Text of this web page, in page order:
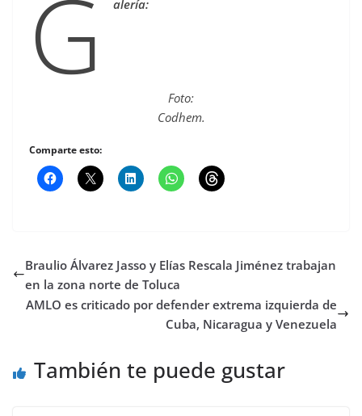
G alería:
Foto:
Codhem.
Comparte esto:
Braulio Álvarez Jasso y Elías Rescala Jiménez trabajan
en la zona norte de Toluca
AMLO es criticado por defender extrema izquierda de
Cuba, Nicaragua y Venezuela
También te puede gustar